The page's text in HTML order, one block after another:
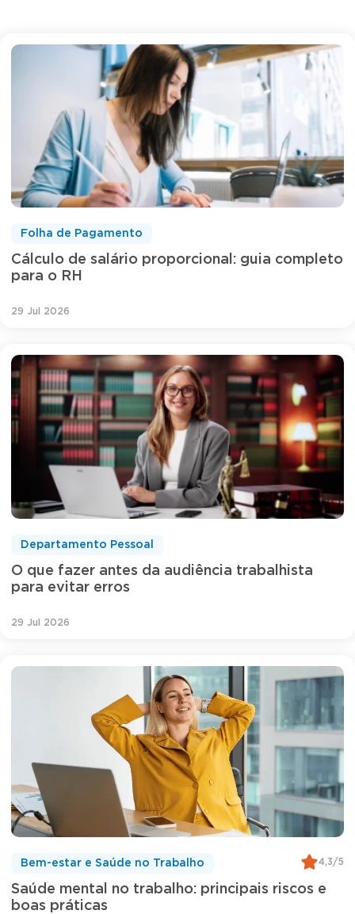
Cálculo de salário proporcional: guia completo
para o RH
Folha de Pagamento
29 Jul 2026
O que fazer antes da audiência trabalhista
para evitar erros
Departamento Pessoal
29 Jul 2026
Saúde mental no trabalho: principais riscos e
boas práticas
Bem-estar e Saúde no Trabalho 4,3/5